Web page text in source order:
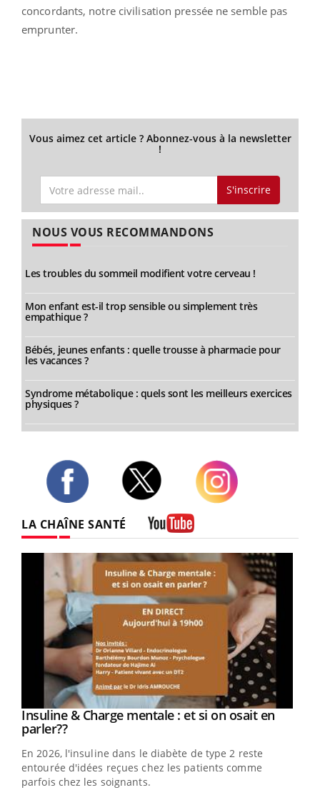
concordants, notre civilisation pressée ne semble pas
emprunter.
Vous aimez cet article ? Abonnez-vous à la newsletter
!
S'inscrire
NOUS VOUS RECOMMANDONS
Les troubles du sommeil modifient votre cerveau !
Mon enfant est-il trop sensible ou simplement très
empathique ?
Bébés, jeunes enfants : quelle trousse à pharmacie pour
les vacances ?
Syndrome métabolique : quels sont les meilleurs exercices
physiques ?
LA CHAÎNE SANTÉ
Youtube
Insuline & Charge mentale : et si on osait en
parler??Youtube
En 2026, l'insuline dans le diabète de type 2 reste
entourée d'idées reçues chez les patients comme
parfois chez les soignants.